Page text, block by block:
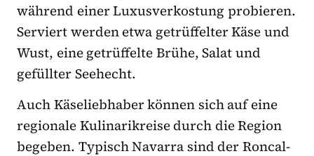
während einer Luxusverkostung probieren.
Serviert werden etwa getrüffelter Käse und
Wust, eine getrüffelte Brühe, Salat und
gefüllter Seehecht.
Auch Käseliebhaber können sich auf eine
regionale Kulinarikreise durch die Region
begeben. Typisch Navarra sind der Roncal-